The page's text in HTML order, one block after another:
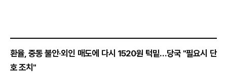
환율, 중동 불안·외인 매도에 다시 1520원 턱밑…당국 "필요시 단
호 조치"